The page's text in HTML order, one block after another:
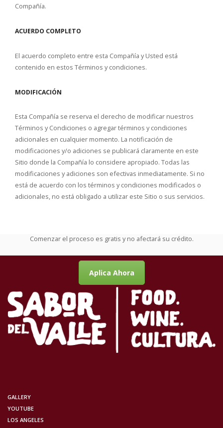
Compañía.
ACUERDO COMPLETO
El acuerdo completo entre esta Compañía y Usted está
contenido en estos Términos y condiciones.
MODIFICACIÓN
Esta Compañía se reserva el derecho de modificar nuestros
Términos y Condiciones o agregar términos y condiciones
adicionales en cualquier momento. La notificación de
modificaciones y/o adiciones se publicará claramente en este
Sitio donde la Compañía lo considere apropiado. Todas las
modificaciones y adiciones son efectivas inmediatamente. Si no
está de acuerdo con los términos y condiciones modificados o
adicionales, no está obligado a utilizar este Sitio o sus servicios.
Comenzar el proceso es gratis y no afectará su crédito.
Aplica Ahora
GALLERY
YOUTUBE
LOS ANGELES